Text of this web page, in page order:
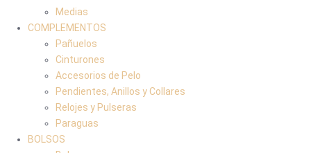
Medias
COMPLEMENTOS
Pañuelos
Cinturones
Accesorios de Pelo
Pendientes, Anillos y Collares
Relojes y Pulseras
Paraguas
BOLSOS